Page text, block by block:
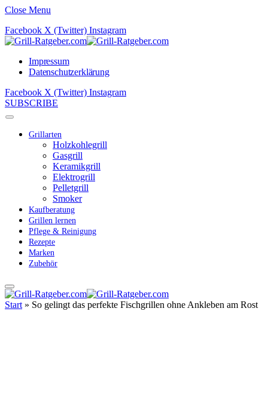
Close Menu
Facebook X (Twitter) Instagram
Impressum
Datenschutzerklärung
Facebook X (Twitter) Instagram
SUBSCRIBE
Grillarten
Holzkohlegrill
Gasgrill
Keramikgrill
Elektrogrill
Pelletgrill
Smoker
Kaufberatung
Grillen lernen
Pflege & Reinigung
Rezepte
Marken
Zubehör
Start » So gelingt das perfekte Fischgrillen ohne Ankleben am Rost